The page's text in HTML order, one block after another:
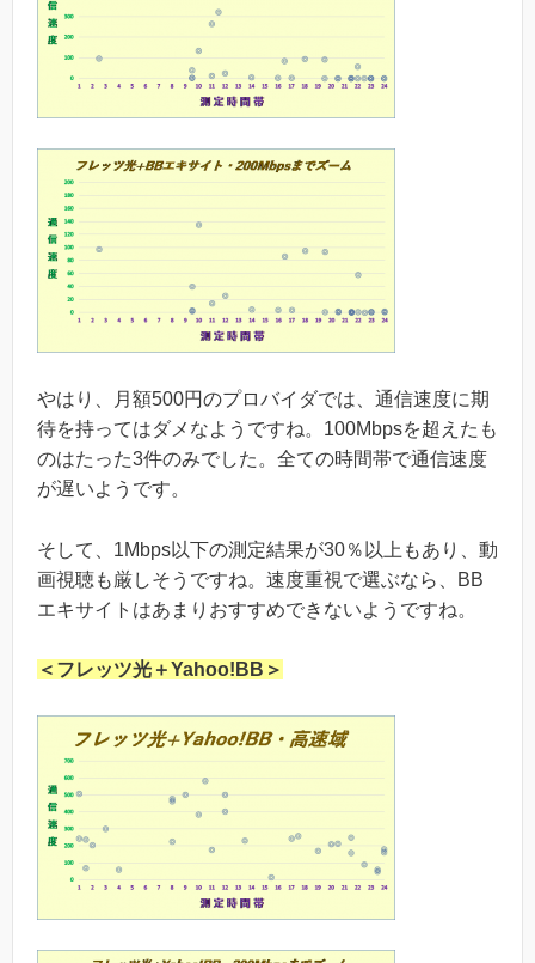
やはり、月額500円のプロバイダでは、通信速度に期
待を持ってはダメなようですね。100Mbpsを超えたも
のはたった3件のみでした。全ての時間帯で通信速度
が遅いようです。
そして、1Mbps以下の測定結果が30％以上もあり、動
画視聴も厳しそうですね。速度重視で選ぶなら、BB
エキサイトはあまりおすすめできないようですね。
＜フレッツ光＋Yahoo!BB＞